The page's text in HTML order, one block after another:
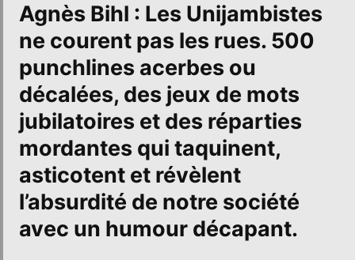
Agnès Bihl : Les Unijambistes
ne courent pas les rues. 500
punchlines acerbes ou
décalées, des jeux de mots
jubilatoires et des réparties
mordantes qui taquinent,
asticotent et révèlent
l’absurdité de notre société
avec un humour décapant.